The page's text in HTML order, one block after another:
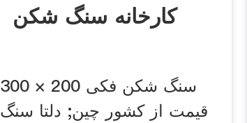
کارخانه سنگ شکن
سنگ شکن فکی 200 × 300
قیمت از کشور چین; دلتا سنگ